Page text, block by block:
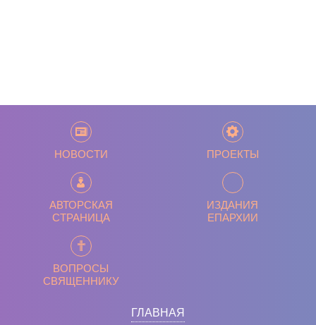
НОВОСТИ ПРОЕКТЫ
АВТОРСКАЯ
СТРАНИЦА
ИЗДАНИЯ
ЕПАРХИИ
ВОПРОСЫ
СВЯЩЕННИКУ
ГЛАВНАЯ